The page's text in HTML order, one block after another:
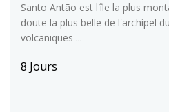
Santo Antão est l'île la plus
doute la plus belle de l'archipel
volcaniques ...
8 Jours